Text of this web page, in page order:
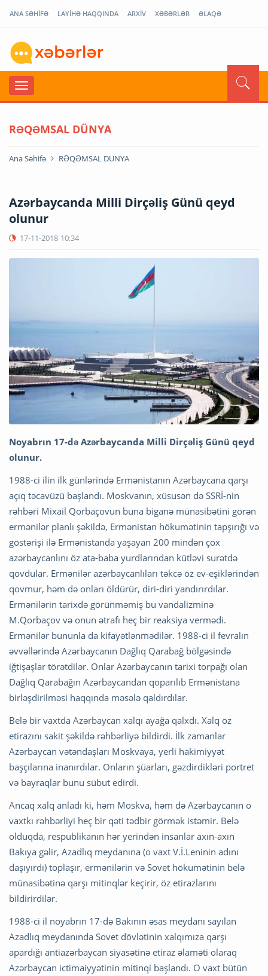
ANA SƏHİFƏ LAYİHƏ HAQQINDA ARXİV XƏBƏRLƏR ƏLAQƏ
RƏQƏMSAL DÜNYA
Ana Səhifə RƏQƏMSAL DÜNYA
Azərbaycanda Milli Dirçəliş Günü qeyd
olunur
17-11-2018 10:34
Noyabrın 17-də Azərbaycanda Milli Dirçəliş Günü qeyd
olunur.
1988-ci ilin ilk günlərində Ermənistanın Azərbaycana qarşı
açıq təcavüzü başlandı. Moskvanın, xüsusən də SSRİ-nin
rəhbəri Mixail Qorbaçovun buna biganə münasibətini görən
ermənilər planlı şəkildə, Ermənistan hökumətinin tapşırığı və
göstərişi ilə Ermənistanda yaşayan 200 mindən çox
azərbaycanlını öz ata-baba yurdlarından kütləvi surətdə
qovdular. Ermənilər azərbaycanlıları təkcə öz ev-eşiklərindən
qovmur, həm də onları öldürür, diri-diri yandırırdılar.
Ermənilərin tarixdə görünməmiş bu vandalizminə
M.Qorbaçov və onun ətrafı heç bir reaksiya vermədi.
Ermənilər bununla da kifayətlənmədilər. 1988-ci il fevralın
əvvəllərində Azərbaycanın Dağlıq Qarabağ bölgəsində
iğtişaşlar törətdilər. Onlar Azərbaycanın tarixi torpağı olan
Dağlıq Qarabağın Azərbaycandan qoparılıb Ermənistana
birləşdirilməsi haqqında məsələ qaldırdılar.
Belə bir vaxtda Azərbaycan xalqı ayağa qalxdı. Xalq öz
etirazını sakit şəkildə rəhbərliyə bildirdi. İlk zamanlar
Azərbaycan vətəndaşları Moskvaya, yerli hakimiyyət
başçılarına inanırdılar. Onların şüarları, gəzdirdikləri portret
və bayraqlar bunu sübut edirdi.
Ancaq xalq anladı ki, həm Moskva, həm də Azərbaycanın o
vaxtkı rəhbərliyi heç bir qəti tədbir görmək istəmir. Belə
olduqda, respublikanın hər yerindən insanlar axın-axın
Bakıya gəlir, Azadlıq meydanına (o vaxt V.İ.Leninin adını
daşıyırdı) toplaşır, ermənilərin və Sovet hökumətinin belə
münasibətinə qarşı mitinqlər keçirir, öz etirazlarını
bildirirdilər.
1988-ci il noyabrın 17-də Bakının əsas meydanı sayılan
Azadlıq meydanında Sovet dövlətinin xalqımıza qarşı
apardığı antiazərbaycan siyasətinə etiraz əlaməti olaraq
Azərbaycan ictimaiyyətinin mitinqi başlandı. O vaxt bütün